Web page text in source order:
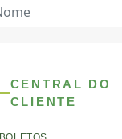
CENTRAL DO
CLIENTE